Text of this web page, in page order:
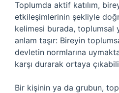
Toplumda aktif katılım,
etkileşimlerinin şekliyle
kelimesi burada, toplumsal
anlam taşır: Bireyin
devletin normlarına
karşı durarak ortaya
Bir kişinin ya da grubun,